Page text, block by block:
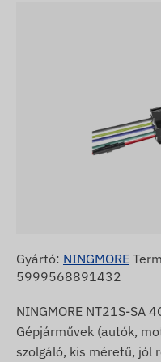
Gyártó: NINGMORE
5999568891432
NINGMORE NT21S-SA
Gépjárművek (autók,
szolgáló, kis méretű, jól